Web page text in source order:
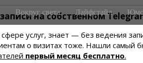
на собственном
услуг, знает — без ведения
о визитах тоже. Нашли самый
первый месяц бесплатно.
Вокруг света Лайфстайл